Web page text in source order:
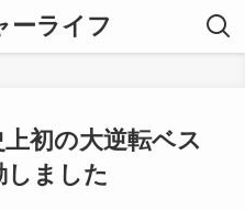
ーライフ
初の大逆転ベス
しました